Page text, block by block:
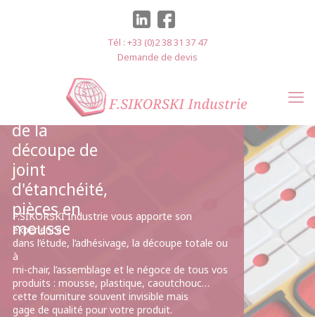
Tél : +33 (0)2 38 31 37 47
Demande de devis
F.SIKORSKI Industrie vous apporte son
expérience
dans l’étude, l’adhésivage, la découpe totale ou
à
mi-chair, l’assemblage et le négoce de tous vos
produits : mousse, plastique, caoutchouc…
cette fourniture souvent invisible mais
gage de qualité pour votre produit.
Spécialiste
de la
découpe de
joint
d'étanchéité,
pièces en
mousse